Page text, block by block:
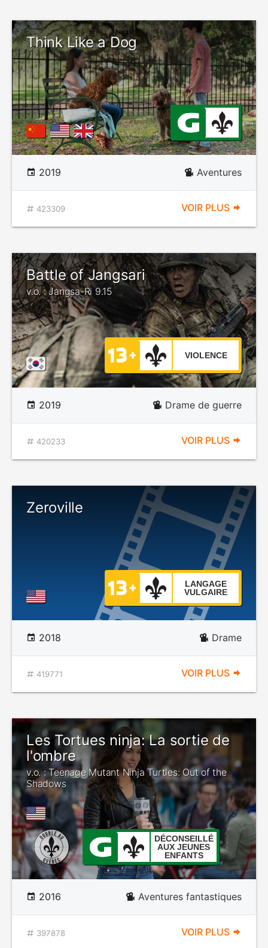
Think Like a Dog
2019 Aventures
423309 VOIR PLUS
Battle of Jangsari
v.o. : Jangsa-Ri 9.15
VIOLENCE
2019 Drame de guerre
420233 VOIR PLUS
Zeroville
LANGAGE
VULGAIRE
2018 Drame
419771 VOIR PLUS
Les Tortues ninja: La sortie de
l'ombre
v.o. : Teenage Mutant Ninja Turtles: Out of the
Shadows
DÉCONSEILLÉ
AUX JEUNES
ENFANTS
2016 Aventures fantastiques
397878 VOIR PLUS